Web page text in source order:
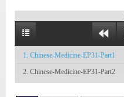
1. Chinese-Medicine-EP31-Part1
2. Chinese-Medicine-EP31-Part2